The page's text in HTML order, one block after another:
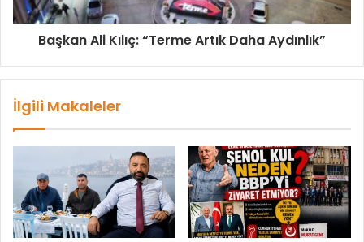
Başkan Ali Kılıç: “Terme Artık Daha Aydınlık”
İlgili Makaleler